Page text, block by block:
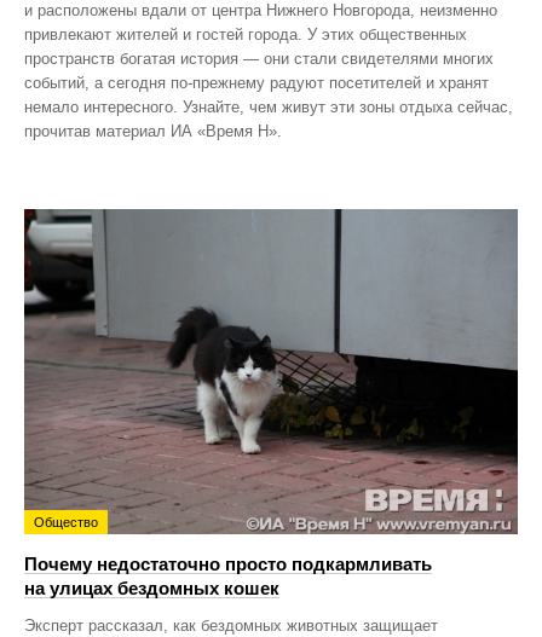
и расположены вдали от центра Нижнего Новгорода, неизменно
привлекают жителей и гостей города. У этих общественных
пространств богатая история — они стали свидетелями многих
событий, а сегодня по‑прежнему радуют посетителей и хранят
немало интересного. Узнайте, чем живут эти зоны отдыха сейчас,
прочитав материал ИА «Время Н».
Общество
Почему недостаточно просто подкармливать
на улицах бездомных кошек
Эксперт рассказал, как бездомных животных защищает